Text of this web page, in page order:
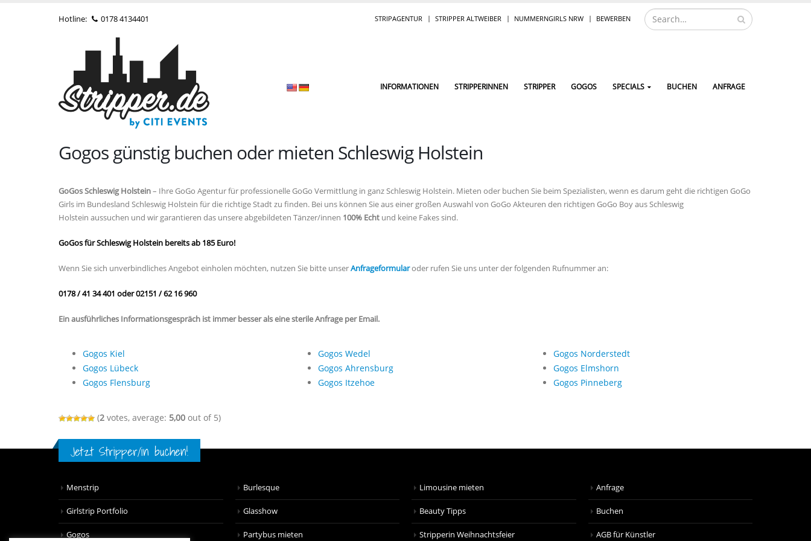
Hotline: 0178 4134401 STRIPAGENTUR STRIPPER ALTWEIBER NUMMERNGIRLS NRW BEWERBEN
INFORMATIONEN STRIPPERINNEN STRIPPER GOGOS SPECIALS BUCHEN ANFRAGE
Gogos günstig buchen oder mieten Schleswig Holstein
GoGos Schleswig Holstein– Ihre GoGo Agentur für professionelle GoGo Vermittlung in ganz Schleswig Holstein. Mieten oder buchen Sie beim Spezialisten, wenn es darum geht die richtigen GoGo
Girls im Bundesland Schleswig Holstein für die richtige Stadt zu finden. Bei uns können Sie aus einer großen Auswahl von GoGo Akteuren den richtigen GoGo Boy aus Schleswig
Holstein aussuchen und wir garantieren das unsere abgebildeten Tänzer/innen 100% Echt und keine Fakes sind.
GoGos für Schleswig Holstein bereits ab 185 Euro!
Wenn Sie sich unverbindliches Angebot einholen möchten, nutzen Sie bitte unserAnfrageformularoder rufen Sie uns unter der folgenden Rufnummer an:
0178 / 41 34 401 oder 02151 / 62 16 960
Ein ausführliches Informationsgespräch ist immer besser als eine sterile Anfrage per Email.
Gogos Kiel
Gogos Lübeck
Gogos Flensburg
Gogos Wedel
Gogos Ahrensburg
Gogos Itzehoe
Gogos Norderstedt
Gogos Elmshorn
Gogos Pinneberg
(2 votes, average: 5,00 out of 5)
Jetzt Stripper/in buchen!
Menstrip
Girlstrip Portfolio
Gogos
Burlesque
Glasshow
Partybus mieten
Limousine mieten
Beauty Tipps
Stripperin Weihnachtsfeier
Anfrage
Buchen
AGB für Künstler